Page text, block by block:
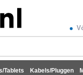
Tablets Kabels/Pluggen